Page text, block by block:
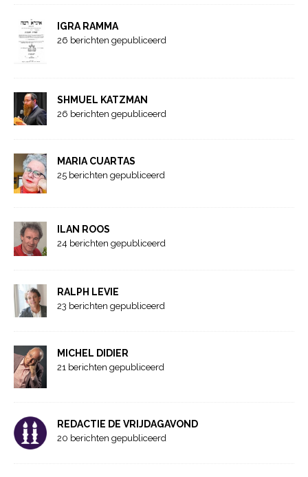
IGRA RAMMA
26 berichten gepubliceerd
SHMUEL KATZMAN
26 berichten gepubliceerd
MARIA CUARTAS
25 berichten gepubliceerd
ILAN ROOS
24 berichten gepubliceerd
RALPH LEVIE
23 berichten gepubliceerd
MICHEL DIDIER
21 berichten gepubliceerd
REDACTIE DE VRIJDAGAVOND
20 berichten gepubliceerd